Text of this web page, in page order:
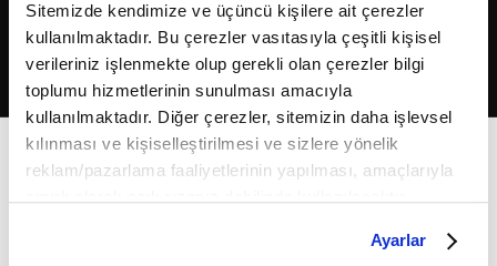
Sitemizde kendimize ve üçüncü kişilere ait çerezler
kullanılmaktadır. Bu çerezler vasıtasıyla çeşitli kişisel
verileriniz işlenmekte olup gerekli olan çerezler bilgi
toplumu hizmetlerinin sunulması amacıyla
kullanılmaktadır. Diğer çerezler, sitemizin daha işlevsel
kılınması ve kişiselleştirilmesi ve sizlere yönelik
reklam/pazarlama faaliyetlerinin yapılması, amaçlarıyla
belirleyebilirsiniz. Çerezlere ilişkin detaylı bilgi için
Ayarlar
2026Fikriyat. Tüm hakları saklıdır.